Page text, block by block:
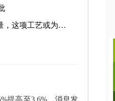
世界观速讯丨Tesla缩减75％ SiC用量，这项工艺或为关键！
提高至3 6%。消息发